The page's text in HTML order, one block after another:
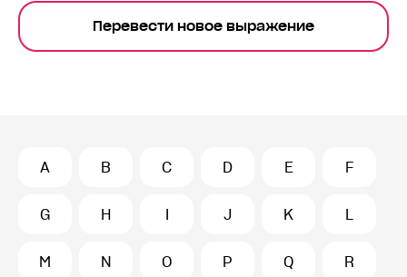
Перевести новое выражение
A B C D E F
G H I J K L
M N O P Q R